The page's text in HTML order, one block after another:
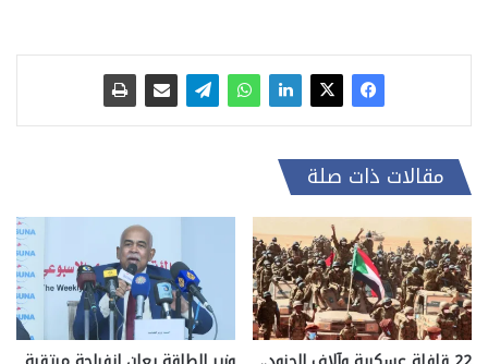
مقالات ذات صلة